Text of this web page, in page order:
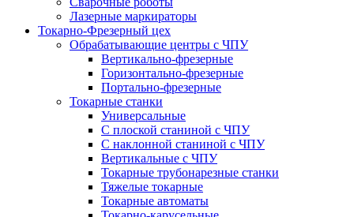
Лазерные маркираторы
Токарно-Фрезерный цех
Обрабатывающие центры с ЧПУ
Вертикально-фрезерные
Горизонтально-фрезерные
Портально-фрезерные
Токарные станки
Универсальные
С плоской станиной с ЧПУ
С наклонной станиной с ЧПУ
Вертикальные с ЧПУ
Токарные трубонарезные станки
Тяжелые токарные
Токарные автоматы